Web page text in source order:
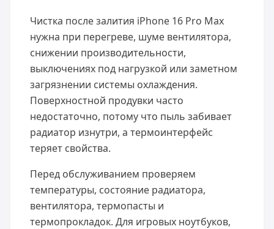
Чистка после залития iPhone 16 Pro Max
нужна при перегреве, шуме вентилятора,
снижении производительности,
выключениях под нагрузкой или заметном
загрязнении системы охлаждения.
Поверхностной продувки часто
недостаточно, потому что пыль забивает
радиатор изнутри, а термоинтерфейс
теряет свойства.
Перед обслуживанием проверяем
температуры, состояние радиатора,
вентилятора, термопасты и
термопрокладок. Для игровых ноутбуков,